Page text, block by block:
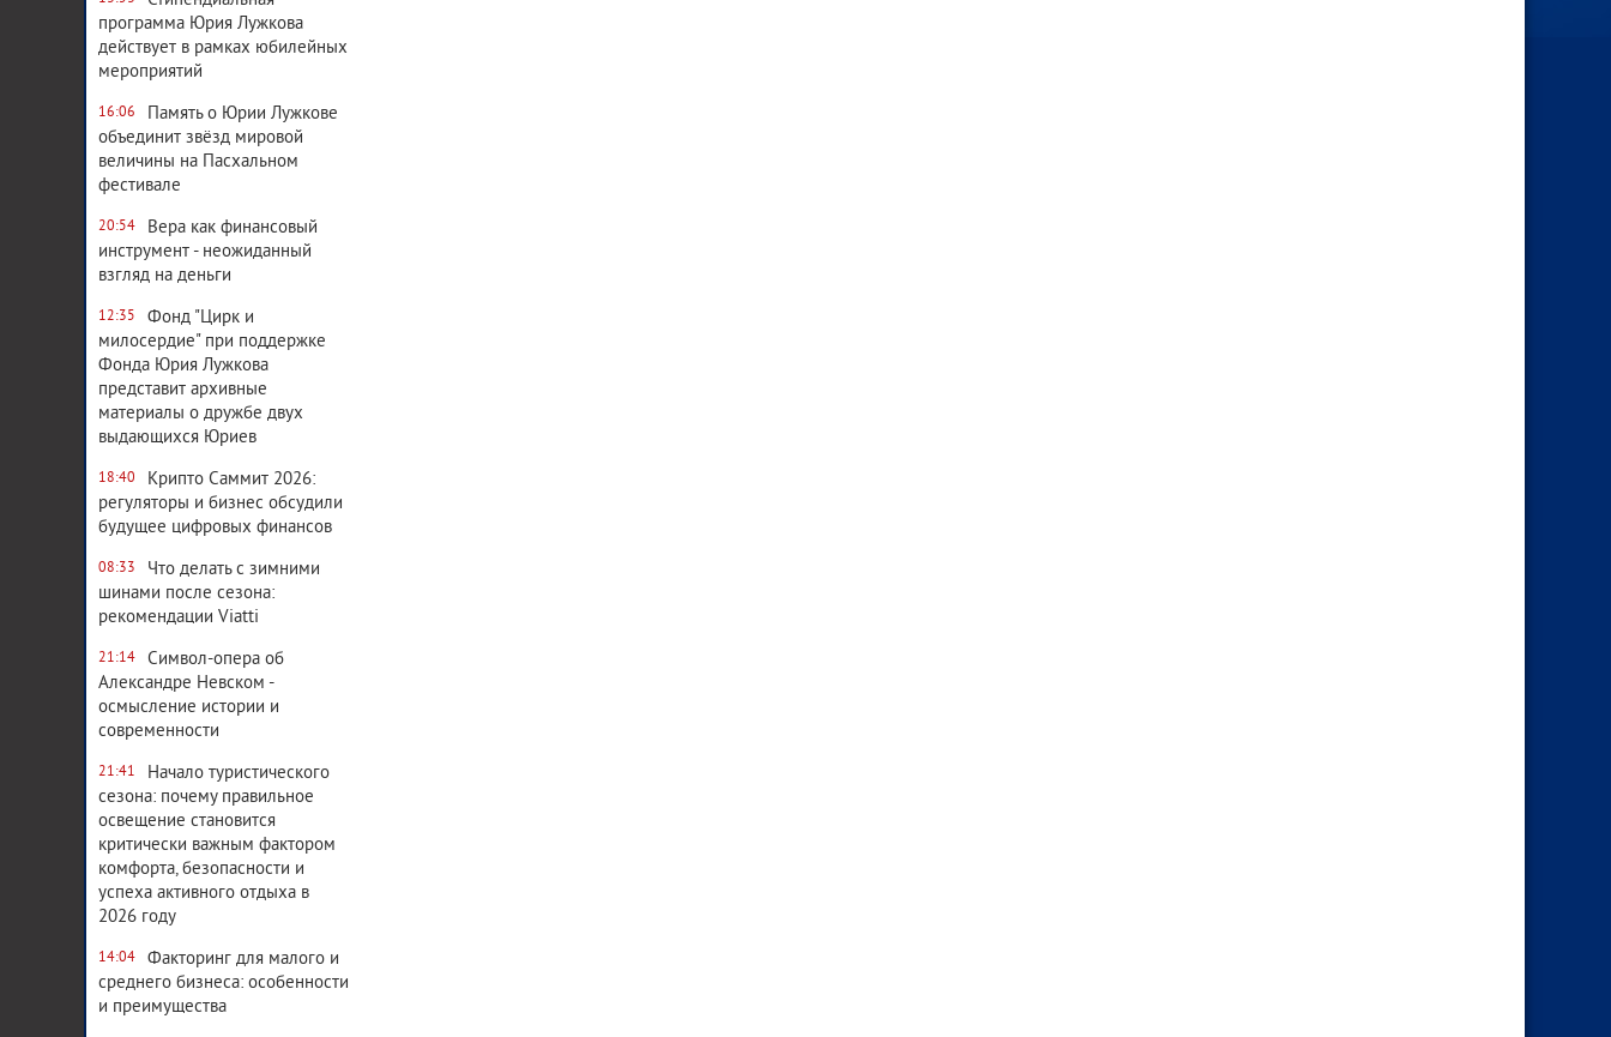
программа Юрия Лужкова
действует в рамках юбилейных
мероприятий
16:06
Память о Юрии Лужкове
объединит звёзд мировой
величины на Пасхальном
фестивале
20:54
Вера как финансовый
инструмент - неожиданный
взгляд на деньги
12:35
Фонд "Цирк и
милосердие" при поддержке
Фонда Юрия Лужкова
представит архивные
материалы о дружбе двух
выдающихся Юриев
18:40
Крипто Саммит 2026:
регуляторы и бизнес обсудили
будущее цифровых финансов
08:33
Что делать с зимними
шинами после сезона:
рекомендации Viatti
21:14
Символ-опера об
Александре Невском -
осмысление истории и
современности
21:41
Начало туристического
сезона: почему правильное
освещение становится
критически важным фактором
комфорта, безопасности и
успеха активного отдыха в
2026 году
14:04
Факторинг для малого и
среднего бизнеса: особенности
и преимущества